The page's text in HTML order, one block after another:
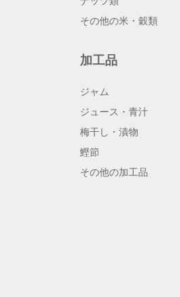
その他の米・穀類
加工品
ジャム
ジュース・青汁
梅干し・漬物
鰹節
その他の加工品